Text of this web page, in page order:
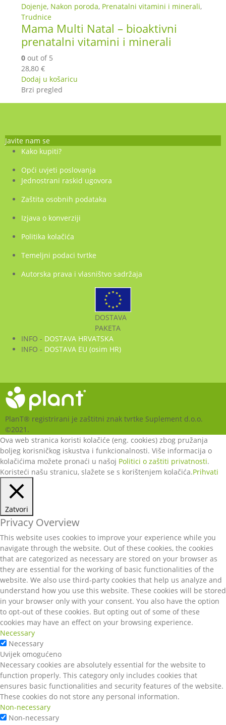
Dojenje, Nakon poroda, Prenatalni vitamini i minerali,
Trudnice
Mama Multi Natal – bioaktivni
prenatalni vitamini i minerali
0 out of 5
28,80 €
Dodaj u košaricu
Brzi pregled
Javite nam se
Kako kupiti?
Opći uvjeti poslovanja
Jednostrani raskid ugovora
Zaštita osobnih podataka
Izjava o konverziji
Politika kolačića
Temeljni podaci tvrtke
Autorska prava i vlasništvo sadržaja
DOSTAVA
PAKETA
INFO - DOSTAVA HRVATSKA
INFO - DOSTAVA EU (osim HR)
PlanT® registrirani je zaštitni znak tvrtke Suplement d.o.o.
©2021.
Ova web stranica koristi kolačiće (eng. cookies) zbog pružanja
boljeg korisničkog iskustva i funkcionalnosti. Više informacija o
kolačićima možete pronaći u našoj Politici o zaštiti privatnosti.
Koristeći našu stranicu, slažete se s korištenjem kolačića.Prihvati
Zatvori
Privacy Overview
This website uses cookies to improve your experience while you
navigate through the website. Out of these cookies, the cookies
that are categorized as necessary are stored on your browser as
they are essential for the working of basic functionalities of the
website. We also use third-party cookies that help us analyze and
understand how you use this website. These cookies will be stored
in your browser only with your consent. You also have the option
to opt-out of these cookies. But opting out of some of these
cookies may have an effect on your browsing experience.
Necessary
Necessary
Uvijek omogućeno
Necessary cookies are absolutely essential for the website to
function properly. This category only includes cookies that
ensures basic functionalities and security features of the website.
These cookies do not store any personal information.
Non-necessary
Non-necessary